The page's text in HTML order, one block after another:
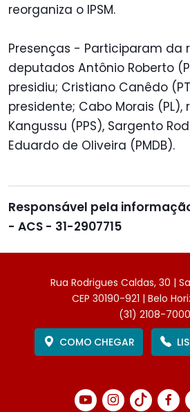
reorganiza o IPSM.
Presenças - Participaram da
deputados Antônio Roberto
presidiu; Cristiano Canêdo
presidente; Cabo Morais (PL),
Kangussu (PPS), Sargento
Eduardo de Oliveira (PMDB).
Responsável pela
- ACS - 31-2907715
Rua Rodrigues Caldas, 30 |
CEP 30190-921 | Belo
(31) 2108-7000
COMO CHEGAR